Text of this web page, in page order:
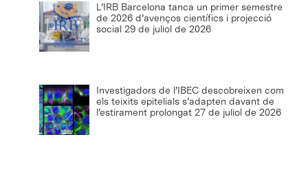
L’IRB Barcelona tanca un primer semestre
de 2026 d’avenços científics i projecció
social 29 de juliol de 2026
Investigadors de l’IBEC descobreixen com
els teixits epitelials s’adapten davant de
l’estirament prolongat 27 de juliol de 2026